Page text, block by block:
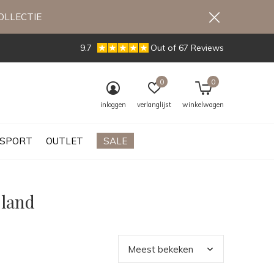
SPORT OUTLET SALE
inloggen verlanglijst
0
winkelwagen
0
9.7 Out of 67 Reviews